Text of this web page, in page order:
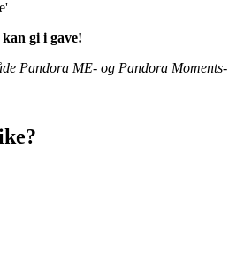
gi i gave!
Pandora ME- og Pandora Moments-